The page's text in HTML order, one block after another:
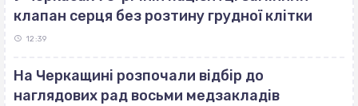
клапан серця без розтину грудної клітки
12:39
На Черкащині розпочали відбір до
наглядових рад восьми медзакладів